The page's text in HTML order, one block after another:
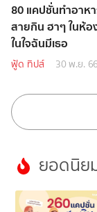
80 แคปชั่นทำอาห
สายกิน ฮาๆ ในห้อ
ในใจฉันมีเธอ
ฟู้ด ทิปส์ 30 พ.ย. 66
ยอดนิย